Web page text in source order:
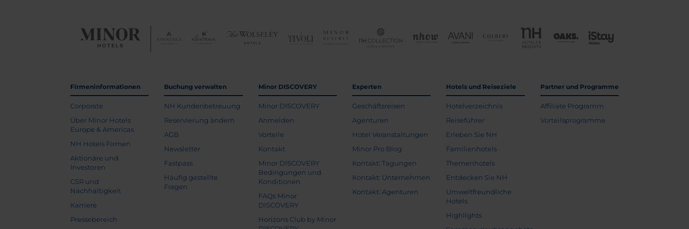
Firmeninformationen
Corporate
Über Minor Hotels
Europe & Americas
NH Hotels Firmen
Aktionäre und
Investoren
CSR und
Nachhaltigkeit
Karriere
Pressebereich
Buchung verwalten
NH Kundenbetreuung
Reservierung ändern
AGB
Newsletter
Fastpass
Häufig gestellte
Fragen
Minor DISCOVERY
Minor DISCOVERY
Anmelden
Vorteile
Kontakt
Minor DISCOVERY
Bedingungen und
Konditionen
FAQs Minor
DISCOVERY
Horizons Club by Minor
Experten
Geschäftsreisen
Agenturen
Hotel Veranstaltungen
Minor Pro Blog
Kontakt: Tagungen
Kontakt: Unternehmen
Kontakt: Agenturen
Hotels und Reiseziele
Hotelverzeichnis
Reiseführer
Erleben Sie NH
Familienhotels
Themenhotels
Entdecken Sie NH
Umweltfreundliche
Hotels
Highlights
Partner und Programme
Affiliate Programm
Vorteilsprogramme